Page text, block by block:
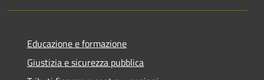
Educazione e formazione
Giustizia e sicurezza pubblica